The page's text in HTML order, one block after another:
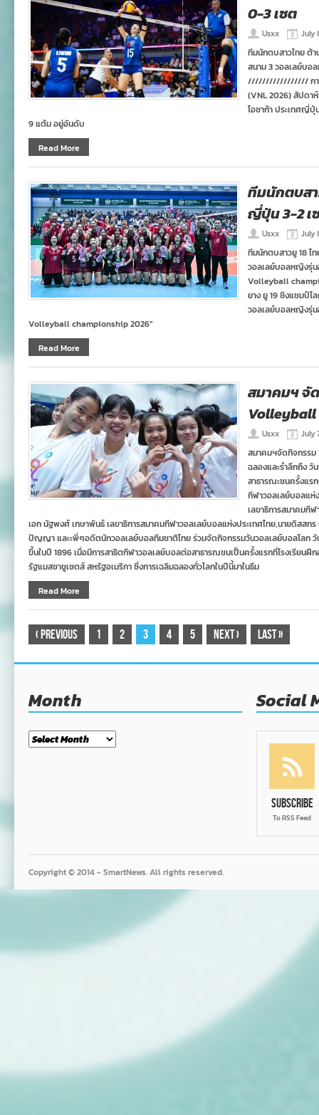
0-3 เซต
Usxx July
ทีมนักตบสาวไทย ต้า
สนาม 3 วอลเลย์บ
///////////////// การ
(VNL 2026) สัปดาห์
โอซาก้า ประเทศญี่
9 แต้ม อยู่อันดับ
Read More
ทีมนักตบสา
ญี่ปุ่น 3-2 เ
Usxx July
ทีมนักตบสาวยู 18 ไ
วอลเลย์บอลหญิงรุ่น
Volleyball
ยาง ยู 19 ชิงแชมป์
วอลเลย์บอลหญิงรุ่น
Volleyball championship 2026”
Read More
สมาคมฯ จั
Volleyball
Usxx July
สมาคมฯจัดกิจกรร
ฉลองและรำลึกถึง
สาธารณะชนครั้งแร
กีฬาวอลเลย์บอลแห่
เลขาธิการสมาคมกี
เอก นัฐพงศ์ เกษาพันธ์ เลขาธิการสมาคมกีฬาวอลเลย์บอลแห่งประเทศไทย,นายดิสสกร
ปัญญา และะพี่ๆอดีตนักวอลเลย์บอลทีมชาติไทย ร่วมจัดกิจกรรมวันวอลเลย์บอลโลก
ขึ้นในปี 1896 เมื่อมีการสาธิตกีฬาวอลเลย์บอลต่อสาธารณชนเป็นครั้งแรกที่โรงเรียนฝึ
รัฐแมสซาชูเซตส์ สหรัฐอเมริกา ซึ่งการเฉลิมฉลองทั่วโลกในปีนี้มาในธีม
Read More
‹ Previous 1 2 3 4 5 Next› Last»
Month
Month
Social
Subscribe
To RSS Feed
Copyright © 2014 - SmartNews. All rights reserved.